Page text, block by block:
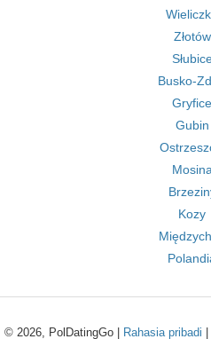
Złotów
Busko-
Gryfice
Gubin
Mosina
Kozy
© 2026, PolDatingGo | Rahasia pribadi